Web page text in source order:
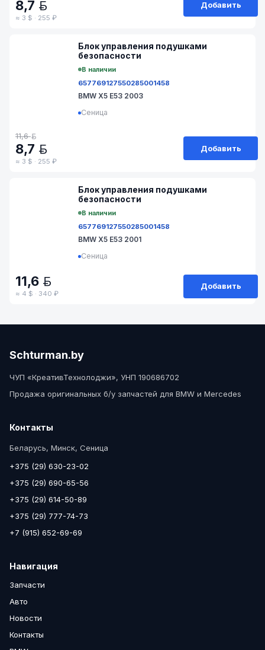
8,7
≈ 3 $ · 255 ₽
Добавить
Блок управления подушками
безопасности
В наличии
657769127550285001458
BMW X5 E53 2003
Сеница
11,6
8,7
≈ 3 $ · 255 ₽
Добавить
Блок управления подушками
безопасности
В наличии
657769127550285001458
BMW X5 E53 2001
Сеница
11,6
≈ 4 $ · 340 ₽
Добавить
Schturman.by
ЧУП «КреативТехнолоджи», УНП 190686702
Продажа оригинальных б/у запчастей для BMW и Mercedes
Контакты
Беларусь, Минск, Сеница
+375 (29) 630-23-02
+375 (29) 690-65-56
+375 (29) 614-50-89
+375 (29) 777-74-73
+7 (915) 652-69-69
Навигация
Запчасти
Авто
Новости
Контакты